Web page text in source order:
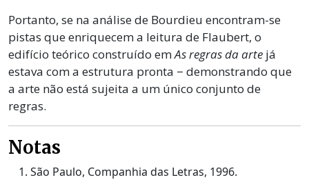
Portanto, se na análise de Bourdieu encontram-se
pistas que enriquecem a leitura de Flaubert, o
edifício teórico construído emAs regras da arte já
estava com a estrutura pronta − demonstrando que
a arte não está sujeita a um único conjunto de
regras.
Notas
São Paulo, Companhia das Letras, 1996.